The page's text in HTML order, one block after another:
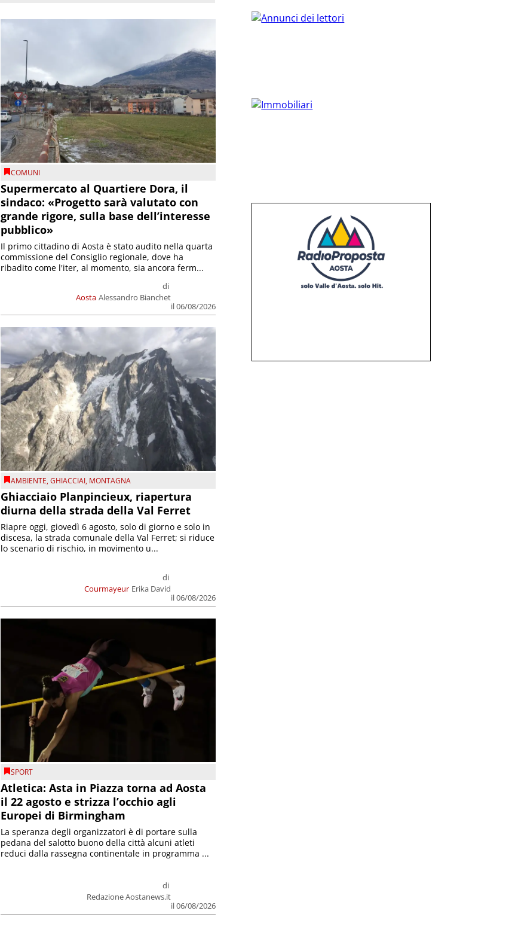
COMUNI
Supermercato al Quartiere Dora, il
sindaco: «Progetto sarà valutato con
grande rigore, sulla base dell’interesse
pubblico»
Aosta
di
Alessandro Bianchet
il 06/08/2026
Il primo cittadino di Aosta è stato audito nella quarta
commissione del Consiglio regionale, dove ha
ribadito come l'iter, al momento, sia ancora ferm...
AMBIENTE,GHIACCIAI, MONTAGNA
Ghiacciaio Planpincieux, riapertura
diurna della strada della Val Ferret
Courmayeur
di
Erika David
il 06/08/2026
Riapre oggi, giovedì 6 agosto, solo di giorno e solo in
discesa, la strada comunale della Val Ferret; si riduce
lo scenario di rischio, in movimento u...
SPORT
Atletica: Asta in Piazza torna ad Aosta
il 22 agosto e strizza l’occhio agli
Europei di Birmingham
di
Redazione Aostanews.it
il 06/08/2026
La speranza degli organizzatori è di portare sulla
pedana del salotto buono della città alcuni atleti
reduci dalla rassegna continentale in programma ...